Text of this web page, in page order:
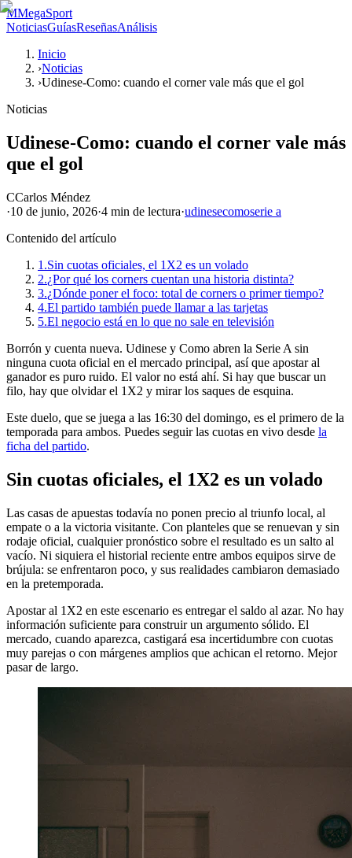
MMegaSport
NoticiasGuíasReseñasAnálisis
Inicio
›Noticias
›Udinese-Como: cuando el corner vale más que el gol
Noticias
Udinese-Como: cuando el corner vale más
que el gol
CCarlos Méndez
·10 de junio, 2026·4 min de lectura·udinesecomoserie a
Contenido del artículo
1.Sin cuotas oficiales, el 1X2 es un volado
2.¿Por qué los corners cuentan una historia distinta?
3.¿Dónde poner el foco: total de corners o primer tiempo?
4.El partido también puede llamar a las tarjetas
5.El negocio está en lo que no sale en televisión
Borrón y cuenta nueva. Udinese y Como abren la Serie A sin
ninguna cuota oficial en el mercado principal, así que apostar al
ganador es puro ruido. El valor no está ahí. Si hay que buscar un
filo, hay que olvidar el 1X2 y mirar los saques de esquina.
Este duelo, que se juega a las 16:30 del domingo, es el primero de la
temporada para ambos. Puedes seguir las cuotas en vivo desde la
ficha del partido.
Sin cuotas oficiales, el 1X2 es un volado
Las casas de apuestas todavía no ponen precio al triunfo local, al
empate o a la victoria visitante. Con planteles que se renuevan y sin
rodaje oficial, cualquier pronóstico sobre el resultado es un salto al
vacío. Ni siquiera el historial reciente entre ambos equipos sirve de
brújula: se enfrentaron poco, y sus realidades cambiaron demasiado
en la pretemporada.
Apostar al 1X2 en este escenario es entregar el saldo al azar. No hay
información suficiente para construir un argumento sólido. El
mercado, cuando aparezca, castigará esa incertidumbre con cuotas
muy parejas o con márgenes amplios que achican el retorno. Mejor
pasar de largo.